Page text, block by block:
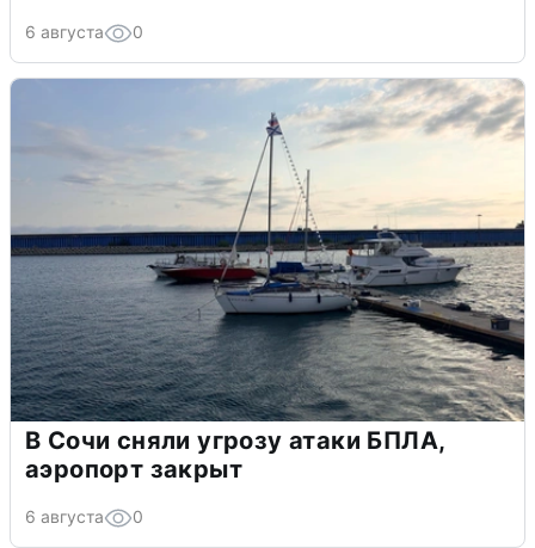
6 августа 0
В Сочи сняли угрозу атаки БПЛА,
аэропорт закрыт
6 августа 0